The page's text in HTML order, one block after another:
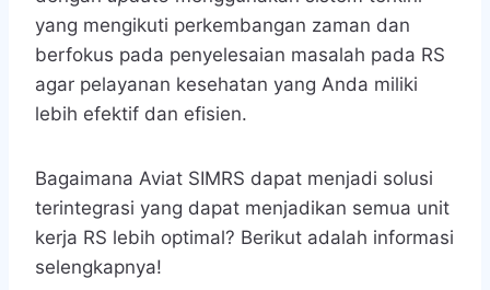
yang mengikuti perkembangan zaman dan
berfokus pada penyelesaian masalah pada RS
agar pelayanan kesehatan yang Anda miliki
lebih efektif dan efisien.
Bagaimana Aviat SIMRS dapat menjadi solusi
terintegrasi yang dapat menjadikan semua unit
kerja RS lebih optimal? Berikut adalah informasi
selengkapnya!